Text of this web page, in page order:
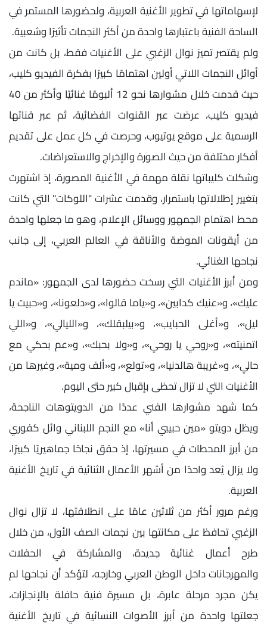
لإسهاماتها في تطوير الأغنية العربية، ولحضورها المستمر في
الساحة الفنية باعتبارها واحدة من أكثر النجمات تأثيرًا وشعبية.
ولم يقتصر تميز نوال الزغبي على الأغنيات فقط، بل كانت من
أوائل النجمات اللاتي أولين اهتمامًا كبيرًا بفكرة الفيديو كليب،
حيث قدمت خلال مشوارها نحو 12 ألبومًا غنائيًا وأكثر من 40
فيديو كليب، عرضت عبر القنوات الفضائية، ثم عبر قناتها
الرسمية على موقع يوتيوب، وحرصت في كل عمل على تقديم
أفكار مختلفة من حيث الصورة والإخراج والاستعراضات.
وشكلت كليباتها نقلة مهمة في الأغنية المصورة، إذ اشتهرت
بتغيير إطلالاتها باستمرار، وقدمت عشرات "اللوكات" التي كانت
محط اهتمام الجمهور ووسائل الإعلام، وهو ما جعلها واحدة
من أيقونات الموضة والأناقة في العالم العربي، إلى جانب
نجاحها الغنائي.
ومن أبرز الأغنيات التي رسخت حضورها لدى الجمهور: «ماندم
عليك»، و«عنيك كدابين»، و«ياما قالوا»، و«دلعونا»، و«حبيت يا
ليل»، و«أغلى الحبايب»، و«بيلبقلك»، و«الليالي»، و«اللي
اتمنيته»، و«روحي يا روحي»، و«ولا بحبك»، و«عم بحكي مع
حالي»، و«غريبة هالدنيا»، و«تولع»، و«ألف ومية»، وغيرها من
الأغنيات التي لا تزال تحظى بإقبال كبير حتى اليوم.
كما شهد مشوارها الفني عددًا من الدويتوهات الناجحة،
ويظل دويتو «مين حبيبي أنا» مع النجم اللبناني وائل كفوري
من أبرز المحطات في مسيرتها، إذ حقق نجاحًا جماهيريًا كبيرًا،
ولا يزال يُعد واحدًا من أشهر الأعمال الثنائية في تاريخ الأغنية
العربية.
ورغم مرور أكثر من ثلاثين عامًا على انطلاقتها، لا تزال نوال
الزغبي تحافظ على مكانتها بين نجمات الصف الأول، من خلال
طرح أعمال غنائية جديدة، والمشاركة في الحفلات
والمهرجانات داخل الوطن العربي وخارجه، لتؤكد أن نجاحها لم
يكن مجرد مرحلة عابرة، بل مسيرة فنية حافلة بالإنجازات،
جعلتها واحدة من أبرز الأصوات النسائية في تاريخ الأغنية